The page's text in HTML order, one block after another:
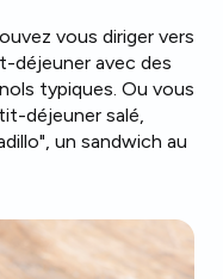
vous diriger vers
déjeuner avec des
typiques. Ou vous
déjeuner salé,
un sandwich au